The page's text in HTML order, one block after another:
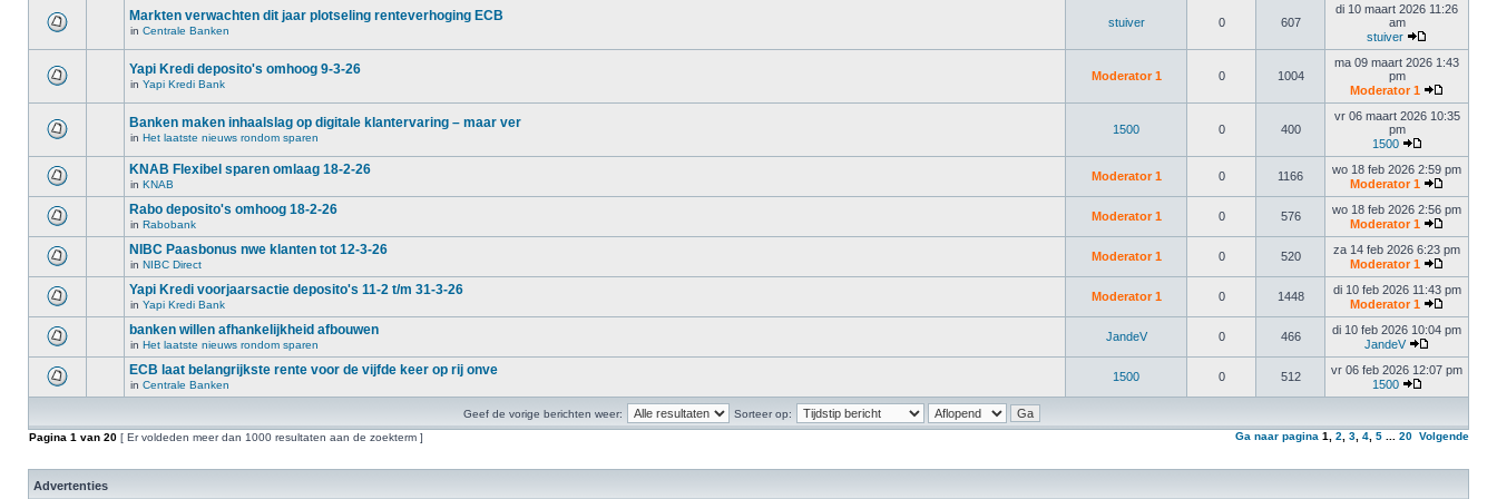
Markten verwachten dit jaar plotseling renteverhoging ECB
in Centrale Banken
stuiver 0 607
di 10 maart 2026 11:26
am
stuiver
Yapi Kredi deposito's omhoog 9-3-26
in Yapi Kredi Bank
Moderator 1 0 1004
ma 09 maart 2026 1:43
pm
Moderator 1
Banken maken inhaalslag op digitale klantervaring – maar ver
in Het laatste nieuws rondom sparen
1500 0 400
vr 06 maart 2026 10:35
pm
1500
KNAB Flexibel sparen omlaag 18-2-26
in KNAB
Moderator 1 0 1166
wo 18 feb 2026 2:59 pm
Moderator 1
Rabo deposito's omhoog 18-2-26
in Rabobank
Moderator 1 0 576
wo 18 feb 2026 2:56 pm
Moderator 1
NIBC Paasbonus nwe klanten tot 12-3-26
in NIBC Direct
Moderator 1 0 520
za 14 feb 2026 6:23 pm
Moderator 1
Yapi Kredi voorjaarsactie deposito's 11-2 t/m 31-3-26
in Yapi Kredi Bank
Moderator 1 0 1448
di 10 feb 2026 11:43 pm
Moderator 1
banken willen afhankelijkheid afbouwen
in Het laatste nieuws rondom sparen
JandeV 0 466
di 10 feb 2026 10:04 pm
JandeV
ECB laat belangrijkste rente voor de vijfde keer op rij onve
in Centrale Banken
1500 0 512
vr 06 feb 2026 12:07 pm
1500
Geef de vorige berichten weer:
Sorteer op:
Pagina 1 van 20 [ Er voldeden meer dan 1000 resultaten aan de zoekterm ] Ga naar pagina 1 2 3 4 5 20 Volgende
Advertenties